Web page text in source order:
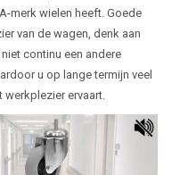
merk wielen heeft. Goede
van de wagen, denk aan
continu een andere
u op lange termijn veel
ervaart.